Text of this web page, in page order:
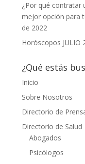
¿Por qué contratar
mejor opción para
de 2022
Horóscopos JULIO
¿Qué estás
Inicio
Sobre Nosotros
Directorio de
Directorio de Salud
Abogados
Psicólogos